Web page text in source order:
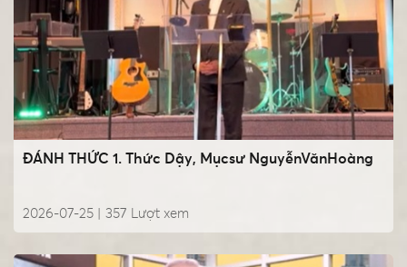
ĐÁNH THỨC 1. Thức Dậy, Mụcsư NguyễnVănHoàng
2026-07-25 | Lượt xem
357